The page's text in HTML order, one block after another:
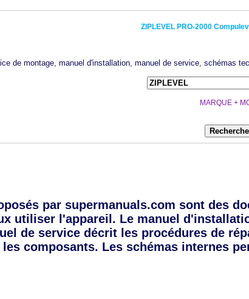
ZIPLEVEL PRO-2000
de montage, manuel d'installation, manuel de service, schémas
MARQUE +
par supermanuals.com sont des
utiliser l'appareil. Le manuel
de service décrit les procédures de
les composants. Les schémas internes